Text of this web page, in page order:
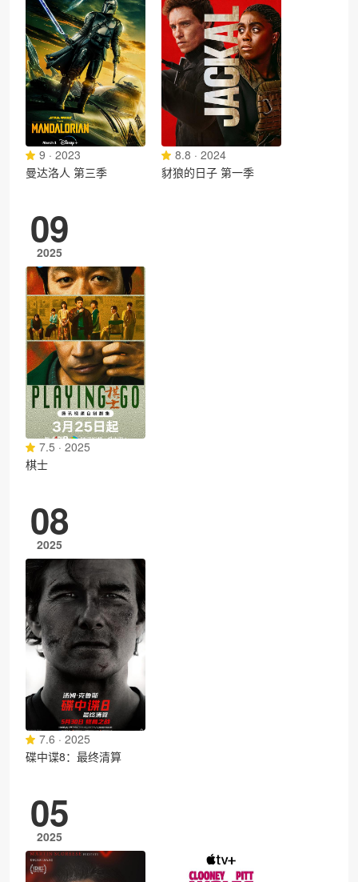
9 · 2023
曼达洛人 第三季
8.8 · 2024
豺狼的日子 第一季
09
2025
7.5 · 2025
棋士
08
2025
7.6 · 2025
碟中谍8：最终清算
05
2025